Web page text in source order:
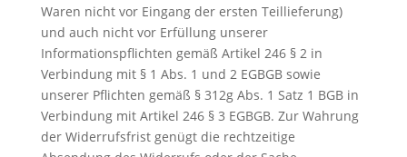
Waren nicht vor Eingang der ersten Teillieferung)
und auch nicht vor Erfüllung unserer
Informationspflichten gemäß Artikel 246 § 2 in
Verbindung mit § 1 Abs. 1 und 2 EGBGB sowie
unserer Pflichten gemäß § 312g Abs. 1 Satz 1 BGB in
Verbindung mit Artikel 246 § 3 EGBGB. Zur Wahrung
der Widerrufsfrist genügt die rechtzeitige